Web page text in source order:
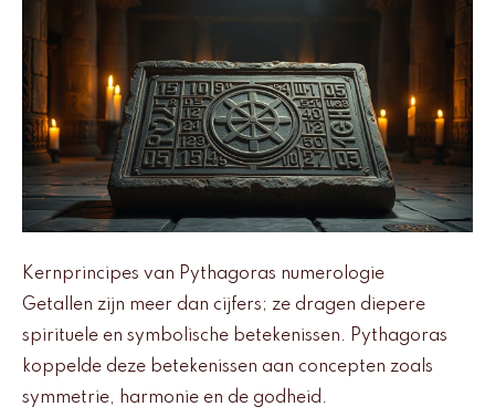
Kernprincipes van Pythagoras numerologie
Getallen zijn meer dan cijfers; ze dragen diepere
spirituele en symbolische betekenissen. Pythagoras
koppelde deze betekenissen aan concepten zoals
symmetrie, harmonie en de godheid.